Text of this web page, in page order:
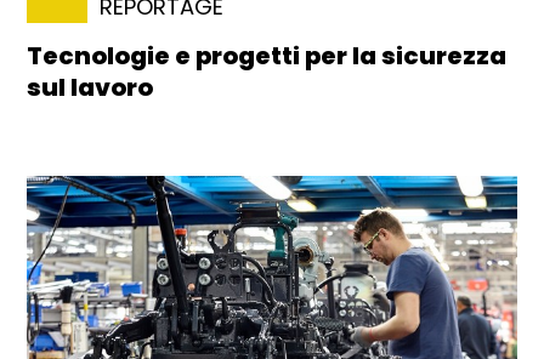
REPORTAGE
Tecnologie e progetti per la sicurezza
sul lavoro